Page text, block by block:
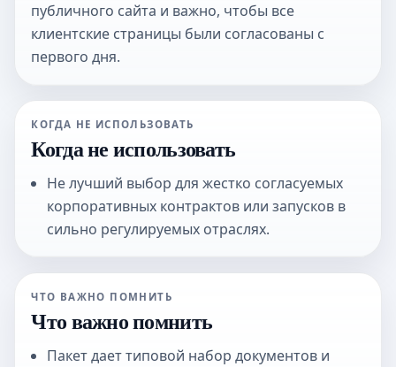
публичного сайта и важно, чтобы все
клиентские страницы были согласованы с
первого дня.
КОГДА НЕ ИСПОЛЬЗОВАТЬ
Когда не использовать
Не лучший выбор для жестко согласуемых
корпоративных контрактов или запусков в
сильно регулируемых отраслях.
ЧТО ВАЖНО ПОМНИТЬ
Что важно помнить
Пакет дает типовой набор документов и